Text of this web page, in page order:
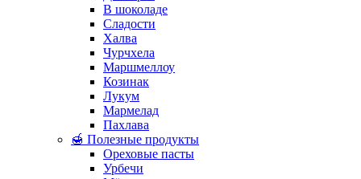
В шоколаде
Сладости
Халва
Чурчхела
Маршмеллоу
Козинак
Лукум
Мармелад
Пахлава
🍯 Полезные продукты
Ореховые пасты
Урбечи